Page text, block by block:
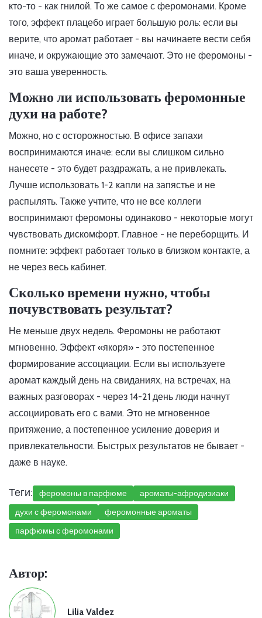
кто-то - как гнилой. То же самое с феромонами. Кроме
того, эффект плацебо играет большую роль: если вы
верите, что аромат работает - вы начинаете вести себя
иначе, и окружающие это замечают. Это не феромоны -
это ваша уверенность.
Можно ли использовать феромонные
духи на работе?
Можно, но с осторожностью. В офисе запахи
воспринимаются иначе: если вы слишком сильно
нанесете - это будет раздражать, а не привлекать.
Лучше использовать 1-2 капли на запястье и не
распылять. Также учтите, что не все коллеги
воспринимают феромоны одинаково - некоторые могут
чувствовать дискомфорт. Главное - не переборщить. И
помните: эффект работает только в близком контакте, а
не через весь кабинет.
Сколько времени нужно, чтобы
почувствовать результат?
Не меньше двух недель. Феромоны не работают
мгновенно. Эффект «якоря» - это постепенное
формирование ассоциации. Если вы используете
аромат каждый день на свиданиях, на встречах, на
важных разговорах - через 14-21 день люди начнут
ассоциировать его с вами. Это не мгновенное
притяжение, а постепенное усиление доверия и
привлекательности. Быстрых результатов не бывает -
даже в науке.
Теги: феромоны в парфюме
ароматы-афродизиаки
духи с феромонами
феромонные ароматы
парфюмы с феромонами
Автор:
Lilia Valdez